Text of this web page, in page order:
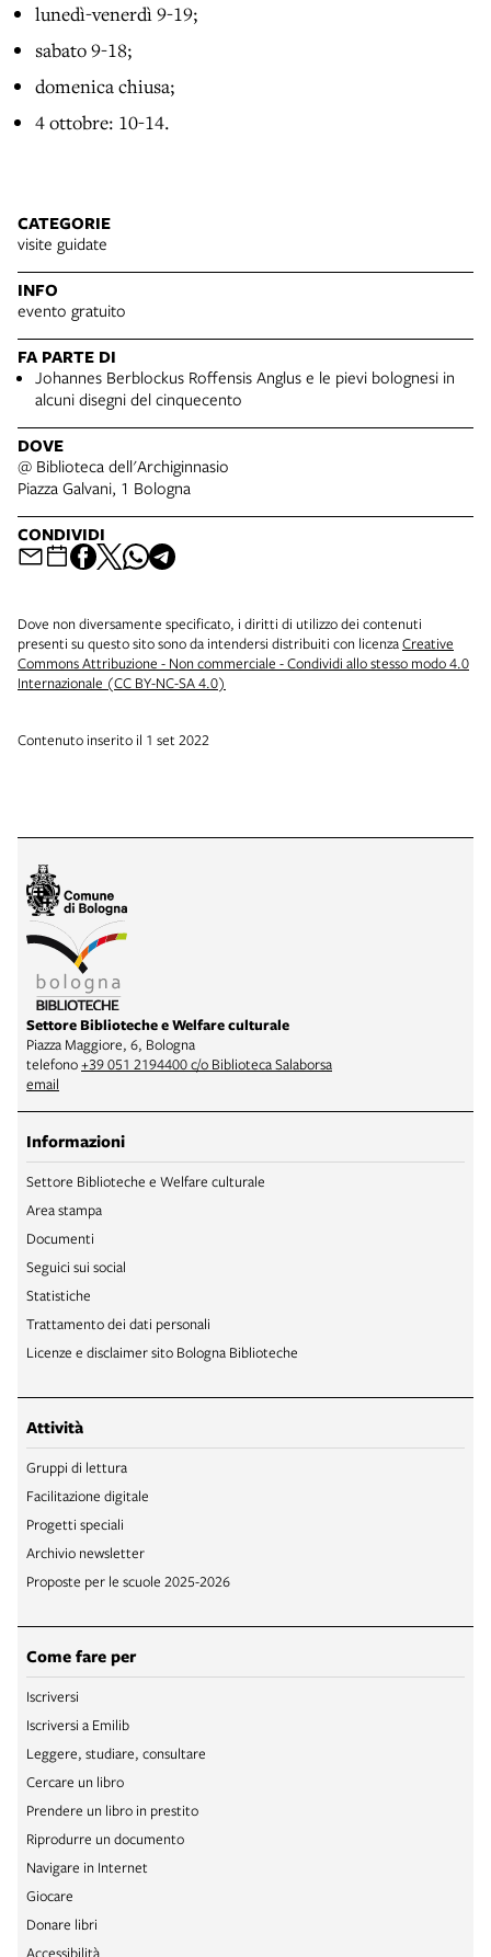
lunedì-venerdì 9-19;
sabato 9-18;
domenica chiusa;
4 ottobre: 10-14.
CATEGORIE
visite guidate
INFO
evento gratuito
FA PARTE DI
Johannes Berblockus Roffensis Anglus e le pievi bolognesi in
alcuni disegni del cinquecento
DOVE
@ Biblioteca dell'Archiginnasio
Piazza Galvani, 1 Bologna
CONDIVIDI
Dove non diversamente specificato, i diritti di utilizzo dei contenuti
presenti su questo sito sono da intendersi distribuiti con licenzaCreative
Commons Attribuzione - Non commerciale - Condividi allo stesso modo 4.0
Internazionale (CC BY-NC-SA 4.0)
Contenuto inserito il 1 set 2022
Settore Biblioteche e Welfare culturale
Piazza Maggiore, 6, Bologna
telefono+39 051 2194400 c/o Biblioteca Salaborsa
email
Informazioni
Settore Biblioteche e Welfare culturale
Area stampa
Documenti
Seguici sui social
Statistiche
Trattamento dei dati personali
Licenze e disclaimer sito Bologna Biblioteche
Attività
Gruppi di lettura
Facilitazione digitale
Progetti speciali
Archivio newsletter
Proposte per le scuole 2025-2026
Come fare per
Iscriversi
Iscriversi a Emilib
Leggere, studiare, consultare
Cercare un libro
Prendere un libro in prestito
Riprodurre un documento
Navigare in Internet
Giocare
Donare libri
Accessibilità